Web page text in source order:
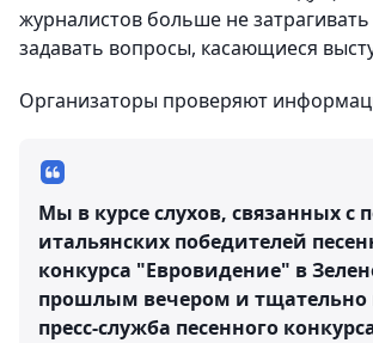
журналистов больше не затрагивать
задавать вопросы, касающиеся
Организаторы проверяют
Мы в курсе слухов, связанных с
итальянских победителей
конкурса "Евровидение" в
прошлым вечером и тщательно
пресс-служба песенного